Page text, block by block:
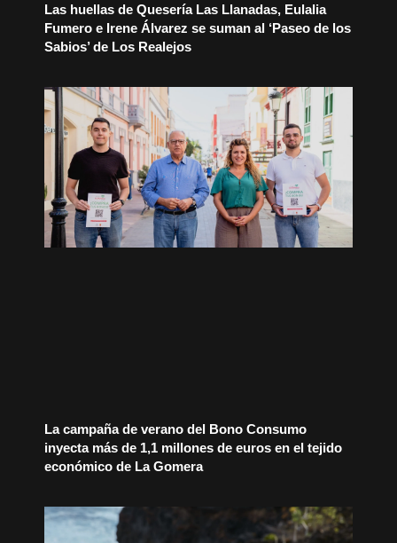
Las huellas de Quesería Las Llanadas, Eulalia
Fumero e Irene Álvarez se suman al ‘Paseo de los
Sabios’ de Los Realejos
La campaña de verano del Bono Consumo
inyecta más de 1,1 millones de euros en el tejido
económico de La Gomera